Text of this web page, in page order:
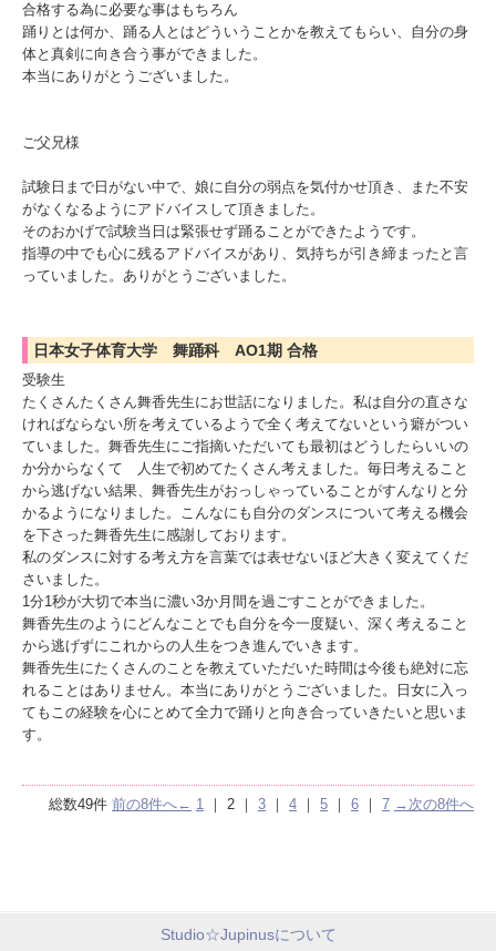
合格する為に必要な事はもちろん
踊りとは何か、踊る人とはどういうことかを教えてもらい、自分の身
体と真剣に向き合う事ができました。
本当にありがとうございました。
ご父兄様
試験日まで日がない中で、娘に自分の弱点を気付かせ頂き、また不安
がなくなるようにアドバイスして頂きました。
そのおかげで試験当日は緊張せず踊ることができたようです。
指導の中でも心に残るアドバイスがあり、気持ちが引き締まったと言
っていました。ありがとうございました。
日本女子体育大学 舞踊科 AO1期 合格
受験生
たくさんたくさん舞香先生にお世話になりました。私は自分の直さな
ければならない所を考えているようで全く考えてないという癖がつい
ていました。舞香先生にご指摘いただいても最初はどうしたらいいの
か分からなくて 人生で初めてたくさん考えました。毎日考えること
から逃げない結果、舞香先生がおっしゃっていることがすんなりと分
かるようになりました。こんなにも自分のダンスについて考える機会
を下さった舞香先生に感謝しております。
私のダンスに対する考え方を言葉では表せないほど大きく変えてくだ
さいました。
1分1秒が大切で本当に濃い3か月間を過ごすことができました。
舞香先生のようにどんなことでも自分を今一度疑い、深く考えること
から逃げずにこれからの人生をつき進んでいきます。
舞香先生にたくさんのことを教えていただいた時間は今後も絶対に忘
れることはありません。本当にありがとうございました。日女に入っ
てもこの経験を心にとめて全力で踊りと向き合っていきたいと思いま
す。
総数49件 前の8件へ← 1 ｜ 2 ｜ 3 ｜ 4 ｜ 5 ｜ 6 ｜ 7 →次の8件へ
Studio☆Jupinusについて